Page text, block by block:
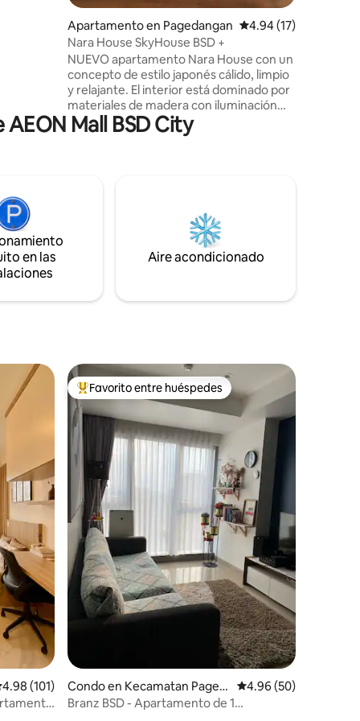
Apartamento en Pagedangan Calificación
4.94 (17)
Nara House SkyHouse BSD +
NUEVO apartamento Nara House con un
concepto de estilo japonés cálido, limpio
y relajante. El interior está dominado por
materiales de madera con iluminación
suave, creando un ambiente hogareño
acogedor y elegante. La unidad se siente
aquellos a quienes les gustan los hogares
tranquilos y estéticos. La ubicación es
muy estratégica, cerca de centros
comerciales, centros culinarios y varias
Mall BSD City
en las
Aire acondicionado
promedio: 4.98 de 5, 101 reseñas
4.98 (101)
Favorito entre huéspedes preferido
Favorito entre huéspedes
Condo en Kecamatan Paged
angan
Calificación
4.96 (50)
Branz BSD - Apartamento de 1